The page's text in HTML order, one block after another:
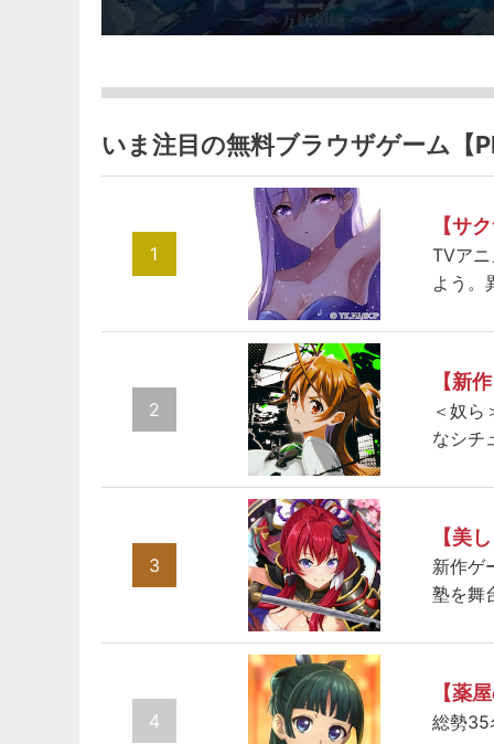
いま注目の無料ブラウザゲーム【
1
【サ
TVア
よう。
2
【新
＜奴ら
なシチ
3
【美
新作ゲ
塾を舞
4
【薬
総勢35